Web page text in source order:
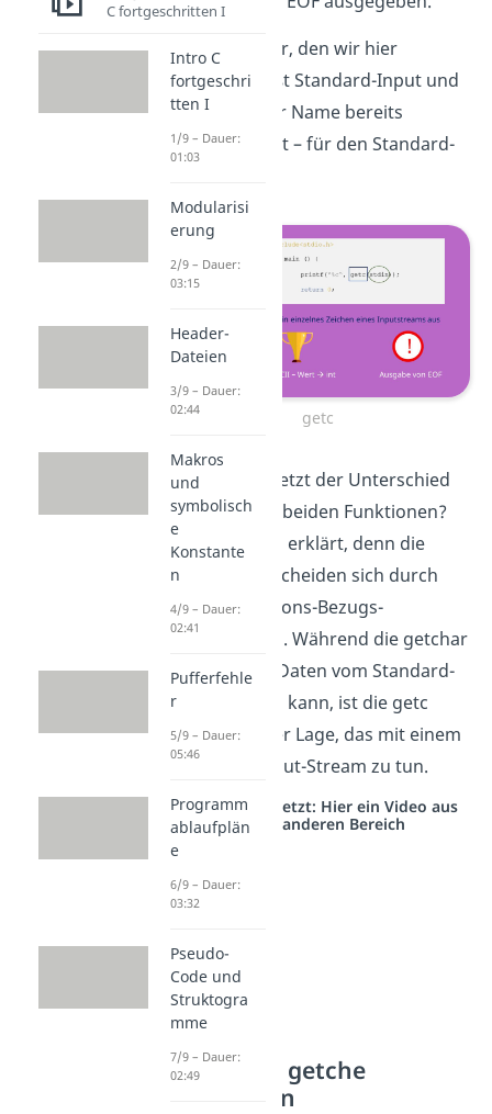
Der Parameter, den wir hier
angeben, heißt Standard-Input und
steht – wie der Name bereits
vermuten lässt – für den Standard-
getc
Doch was ist jetzt der Unterschied
zwischen den beiden Funktionen?
Das ist schnell erklärt, denn die
Beiden unterscheiden sich durch
ihre Informations-Bezugs-
Möglichkeiten. Während die getchar
Funktion nur Daten vom Standard-
Input einlesen kann, ist die getc
Funktion in der Lage, das mit einem
beliebigen Input-Stream zu tun.
Studyflix vernetzt: Hier ein Video aus
einem anderen Bereich
getch und getche
Funktionen
C fortgeschritten I
Intro C
fortgeschri
tten I
1/9 – Dauer:
01:03
Modularisi
erung
2/9 – Dauer:
03:15
Header-
Dateien
3/9 – Dauer:
02:44
Makros
und
symbolisch
e
Konstante
n
4/9 – Dauer:
02:41
Pufferfehle
r
5/9 – Dauer:
05:46
Programm
ablaufplän
e
6/9 – Dauer:
03:32
Pseudo-
Code und
Struktogra
mme
7/9 – Dauer:
02:49